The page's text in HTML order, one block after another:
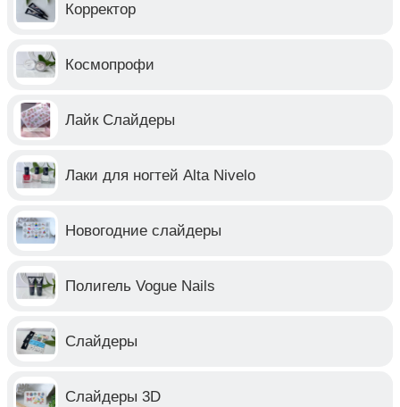
Корректор
Космопрофи
Лайк Слайдеры
Лаки для ногтей Alta Nivelo
Новогодние слайдеры
Полигель Vogue Nails
Слайдеры
Слайдеры 3D